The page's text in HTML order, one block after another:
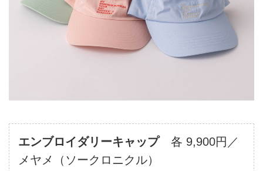
エンブロイダリーキャップ各 9,900円／
メヤメ（ソークロニクル）